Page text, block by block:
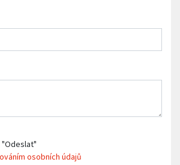
"Odeslat"
osobních údajů